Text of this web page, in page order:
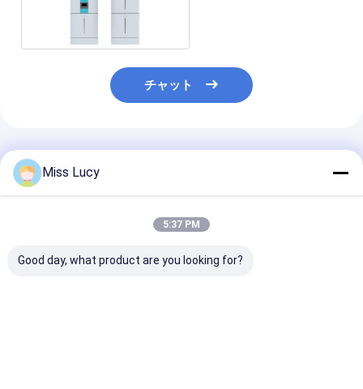
チャット
推薦されたプロダクト
Miss Lucy
5:37 PM
Good day, what product are you looking for?